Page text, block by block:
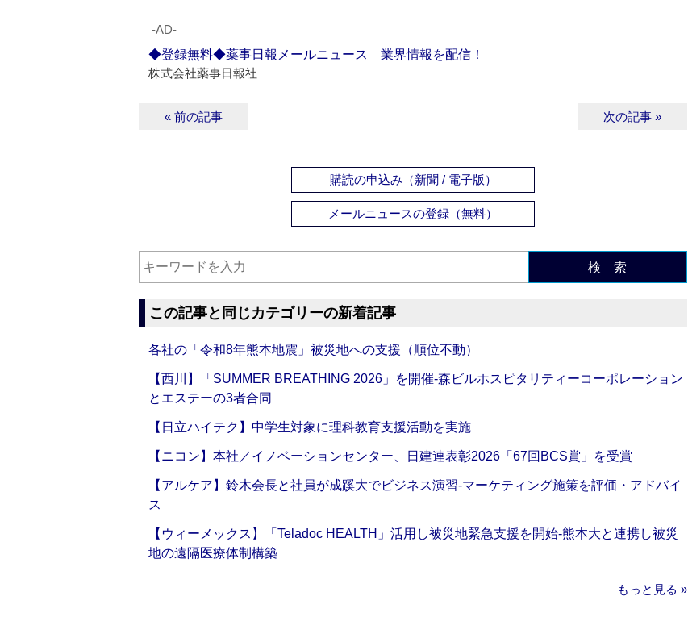
‐AD‐
◆登録無料◆薬事日報メールニュース 業界情報を配信！
株式会社薬事日報社
« 前の記事 次の記事 »
購読の申込み（新聞 / 電子版）
メールニュースの登録（無料）
検 索
この記事と同じカテゴリーの新着記事
各社の「令和8年熊本地震」被災地への支援（順位不動）
【西川】「SUMMER BREATHING 2026」を開催‐森ビルホスピタリティーコーポレーション
とエステーの3者合同
【日立ハイテク】中学生対象に理科教育支援活動を実施
【ニコン】本社／イノベーションセンター、日建連表彰2026「67回BCS賞」を受賞
【アルケア】鈴木会長と社員が成蹊大でビジネス演習‐マーケティング施策を評価・アドバイ
ス
【ウィーメックス】「Teladoc HEALTH」活用し被災地緊急支援を開始‐熊本大と連携し被災
地の遠隔医療体制構築
もっと見る »